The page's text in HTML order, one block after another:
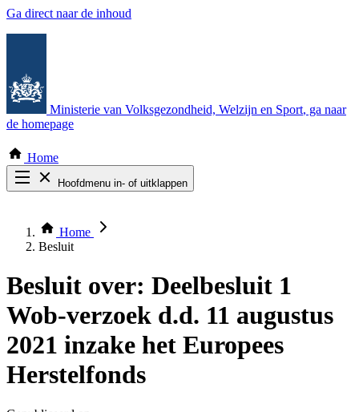
Ga direct naar de inhoud
Ministerie van Volksgezondheid, Welzijn en Sport, ga naar
de homepage
Home
Hoofdmenu in- of uitklappen
Thema COVID-19
Bekijk per bestuursorgaan
Home
Besluit
Besluit over: Deelbesluit 1
Wob-verzoek d.d. 11 augustus
2021 inzake het Europees
Herstelfonds